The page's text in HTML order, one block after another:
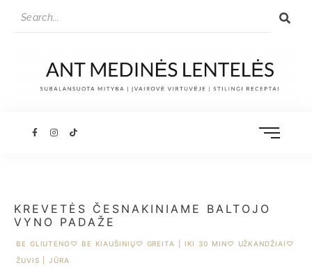
KREVETĖS ČESNAKINIAME BALTOJO
VYNO PADAŽE
BE GLIUTENO ♡ BE KIAUŠINIŲ♡ GREITA | IKI 30 MIN♡ UŽKANDŽIAI ♡
ŽUVIS | JŪRA